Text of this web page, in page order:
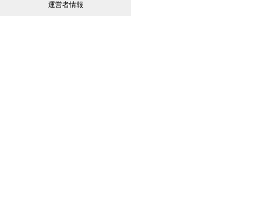
運営者情報